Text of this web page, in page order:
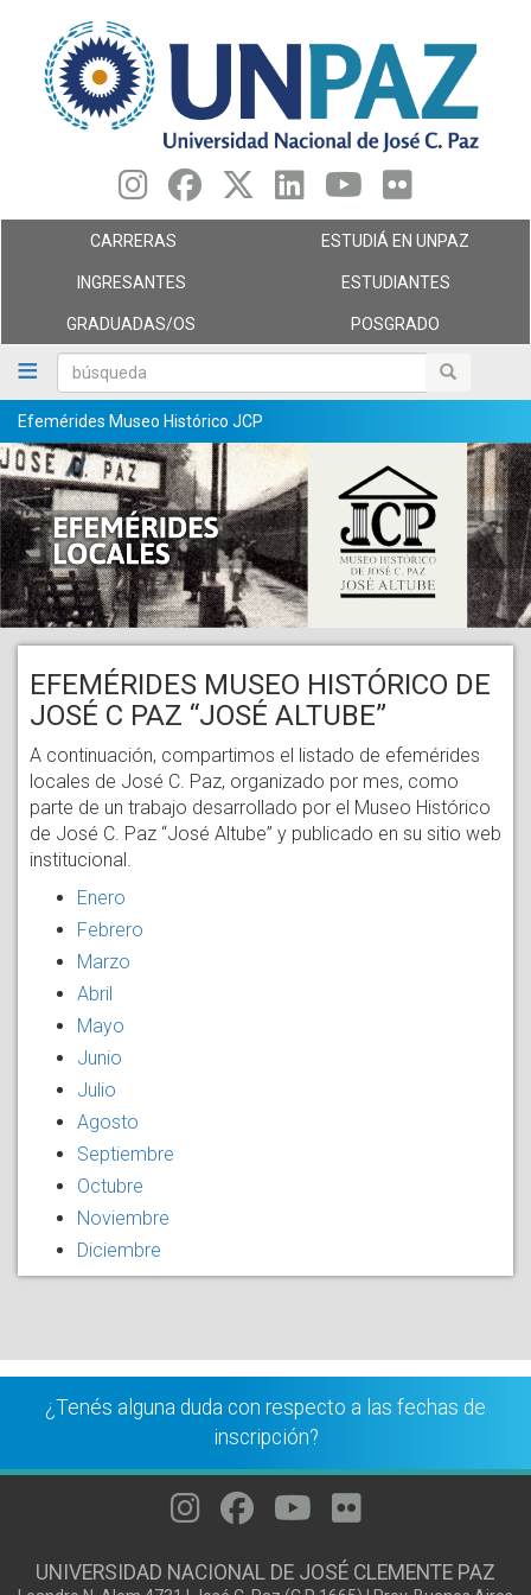
contenido
principal
búsqueda búsqueda
CARRERAS ESTUDIÁ EN UNPAZ
INGRESANTES ESTUDIANTES
GRADUADAS/OS POSGRADO
Efemérides Museo Histórico JCP
EFEMÉRIDES MUSEO HISTÓRICO DE
JOSÉ C PAZ “JOSÉ ALTUBE”
A continuación, compartimos el listado de efemérides
locales de José C. Paz, organizado por mes, como
parte de un trabajo desarrollado por el Museo Histórico
de José C. Paz “José Altube” y publicado en su sitio web
institucional.
Enero
Febrero
Marzo
Abril
Mayo
Junio
Julio
Agosto
Septiembre
Octubre
Noviembre
Diciembre
¿Tenés alguna duda con respecto a las fechas de
inscripción?
UNIVERSIDAD NACIONAL DE JOSÉ CLEMENTE PAZ